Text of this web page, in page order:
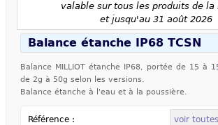
valable sur tous les produits de la
et jusqu'au 31 août 2026
Balance étanche IP68 TCSN
Balance MILLIOT étanche IP68, portée de 15 à
de 2g à 50g selon les versions.
Balance étanche à l'eau et à la poussière.
Référence : voir